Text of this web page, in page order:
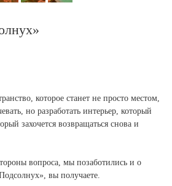
которое станет не просто местом,
но разработать интерьер, который
захочется возвращаться снова и
вопроса, мы позаботились и о
вы получаете.